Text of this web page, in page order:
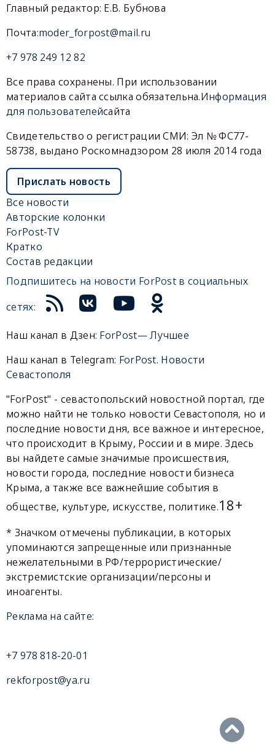
Главный редактор: Е.В. Бубнова
Почта:moder_forpost@mail.ru
+7 978 249 12 82
Все права сохранены. При использовании
материалов сайта ссылка обязательна.Информация
для пользователейсайта
Свидетельство о регистрации СМИ: Эл № ФС77-
58738, выдано Роскомнадзором 28 июля 2014 года
Прислать новость
Все новости
Авторские колонки
ForPost-TV
Кратко
Состав редакции
Подпишитесь на новости ForPost в социальных
сетях:
Наш канал в Дзен: ForPost— Лучшее
Наш канал в Telegram: ForPost. Новости
Севастополя
"ForPost" - севастопольский новостной портал, где
можно найти не только новости Севастополя, но и
последние новости дня, все важное и интересное,
что происходит в Крыму, России и в мире. Здесь
вы найдете самые значимые происшествия,
новости города, последние новости бизнеса
Крыма, а также все важнейшие события в
обществе, культуре, искусстве, политике.18+
* Значком отмечены публикации, в которых
упоминаются запрещенные или признанные
нежелательными в РФ/террористические/
экстремистские организации/персоны и
иноагенты.
Реклама на сайте:
+7 978 818-20-01
rekforpost@ya.ru